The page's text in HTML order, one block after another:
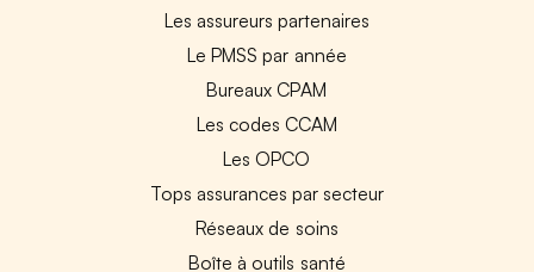
Les assureurs partenaires
Le PMSS par année
Bureaux CPAM
Les codes CCAM
Les OPCO
Tops assurances par secteur
Réseaux de soins
Boîte à outils santé